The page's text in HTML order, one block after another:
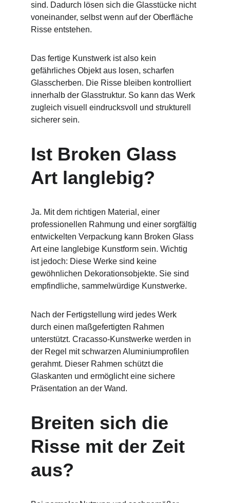
sind. Dadurch lösen sich die Glasstücke nicht
voneinander, selbst wenn auf der Oberfläche
Risse entstehen.
Das fertige Kunstwerk ist also kein
gefährliches Objekt aus losen, scharfen
Glasscherben. Die Risse bleiben kontrolliert
innerhalb der Glasstruktur. So kann das Werk
zugleich visuell eindrucksvoll und strukturell
sicherer sein.
Ist Broken Glass
Art langlebig?
Ja. Mit dem richtigen Material, einer
professionellen Rahmung und einer sorgfältig
entwickelten Verpackung kann Broken Glass
Art eine langlebige Kunstform sein. Wichtig
ist jedoch: Diese Werke sind keine
gewöhnlichen Dekorationsobjekte. Sie sind
empfindliche, sammelwürdige Kunstwerke.
Nach der Fertigstellung wird jedes Werk
durch einen maßgefertigten Rahmen
unterstützt. Cracasso-Kunstwerke werden in
der Regel mit schwarzen Aluminiumprofilen
gerahmt. Dieser Rahmen schützt die
Glaskanten und ermöglicht eine sichere
Präsentation an der Wand.
Breiten sich die
Risse mit der Zeit
aus?